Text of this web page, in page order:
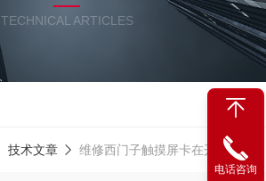
TECHNICAL ARTICLES
技术文章 维修西门子触摸屏卡在开机画面死机不动（当天修好故障）
电话咨询